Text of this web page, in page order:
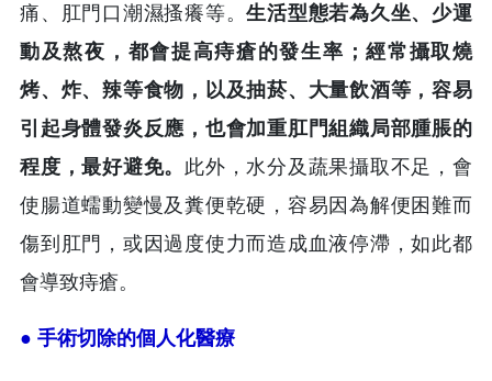
痛、肛門口潮濕搔癢等。生活型態若為久坐、少運
動及熬夜，都會提高痔瘡的發生率；經常攝取燒
烤、炸、辣等食物，以及抽菸、大量飲酒等，容易
引起身體發炎反應，也會加重肛門組織局部腫脹的
程度，最好避免。 此外，水分及蔬果攝取不足，會
使腸道蠕動變慢及糞便乾硬，容易因為解便困難而
傷到肛門，或因過度使力而造成血液停滯，如此都
會導致痔瘡。
● 手術切除的個人化醫療